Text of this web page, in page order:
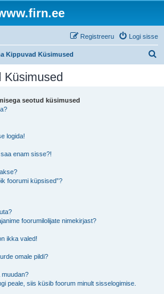
Logi sisse
Registreeru
Kippuvad Küsimused
Küsimused
seotud küsimused
logida!
enam sisse?!
foorumi küpsised”?
foorumilolijate nimekirjast?
ikka valed!
omale pildi?
muudan?
peale, siis küsib foorum minult sisselogimise.